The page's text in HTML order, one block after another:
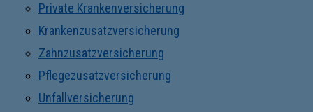
Private Krankenversicherung
Krankenzusatzversicherung
Zahnzusatzversicherung
Pflegezusatzversicherung
Unfallversicherung